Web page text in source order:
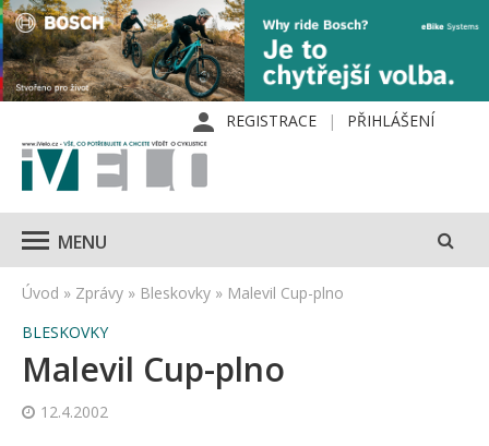
REGISTRACE PŘIHLÁŠENÍ
MENU
Úvod » Zprávy » Bleskovky » Malevil Cup-plno
BLESKOVKY
Malevil Cup-plno
12.4.2002